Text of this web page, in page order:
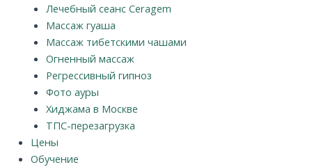
Лечебный сеанс Ceragem
Массаж гуаша
Массаж тибетскими чашами
Огненный массаж
Регрессивный гипноз
Фото ауры
Хиджама в Москве
ТПС-перезагрузка
Цены
Обучение